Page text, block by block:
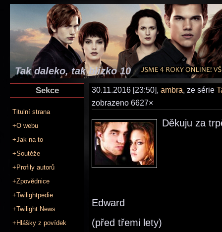
Tak daleko, tak blízko 10
Sekce
Titulní strana
+O webu
+Jak na to
+Soutěže
+Profily autorů
+Zpovědnice
+Twilightpedie
+Twilight News
+Hlášky z povídek
30.11.2016 [23:50], ambra, ze série
zobrazeno 6627×
Děkuju za
Edward
(před třemi lety)